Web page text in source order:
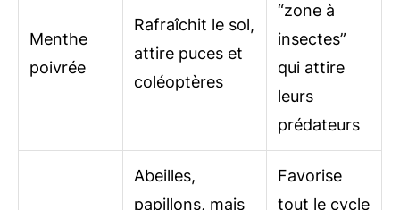
Menthe
poivrée
Rafraîchit le sol,
attire puces et
coléoptères
“zone à
insectes”
qui attire
leurs
prédateurs
Abeilles,
papillons, mais
Favorise
tout le cycle